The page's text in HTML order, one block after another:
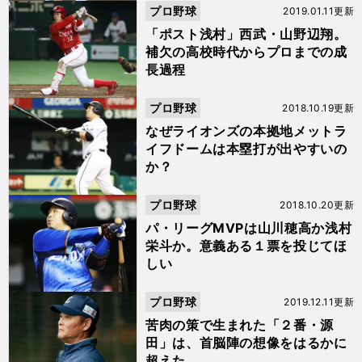
「ポスト浅村」西武・山野辺翔。
補欠の高校時代からプロまでの成
長過程
2019.01.11更新
プロ野球
なぜライオンズの本拠地メットラ
イフドームは本塁打が出やすいの
か？
2018.10.19更新
プロ野球
パ・リーグMVPは山川穂高か浅村
栄斗か。意義ある１票を投じてほ
しい
2018.10.20更新
プロ野球
苦肉の策で生まれた「２番・源
田」は、首脳陣の想像をはるかに
2019.12.11更新
プロ野球